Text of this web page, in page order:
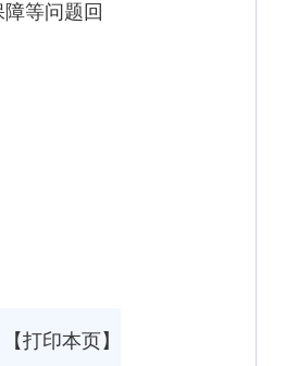
等问题回
【打印本页】